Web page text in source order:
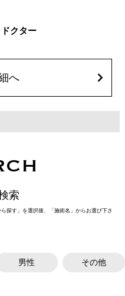
み、突っ張り感などが生じるこ
男性は3か月、女性は2か月避妊
麻酔 3,300円(税込)
クター
へ
索
探す」を選択後、「施術名」からお選び下さ
男性 その他